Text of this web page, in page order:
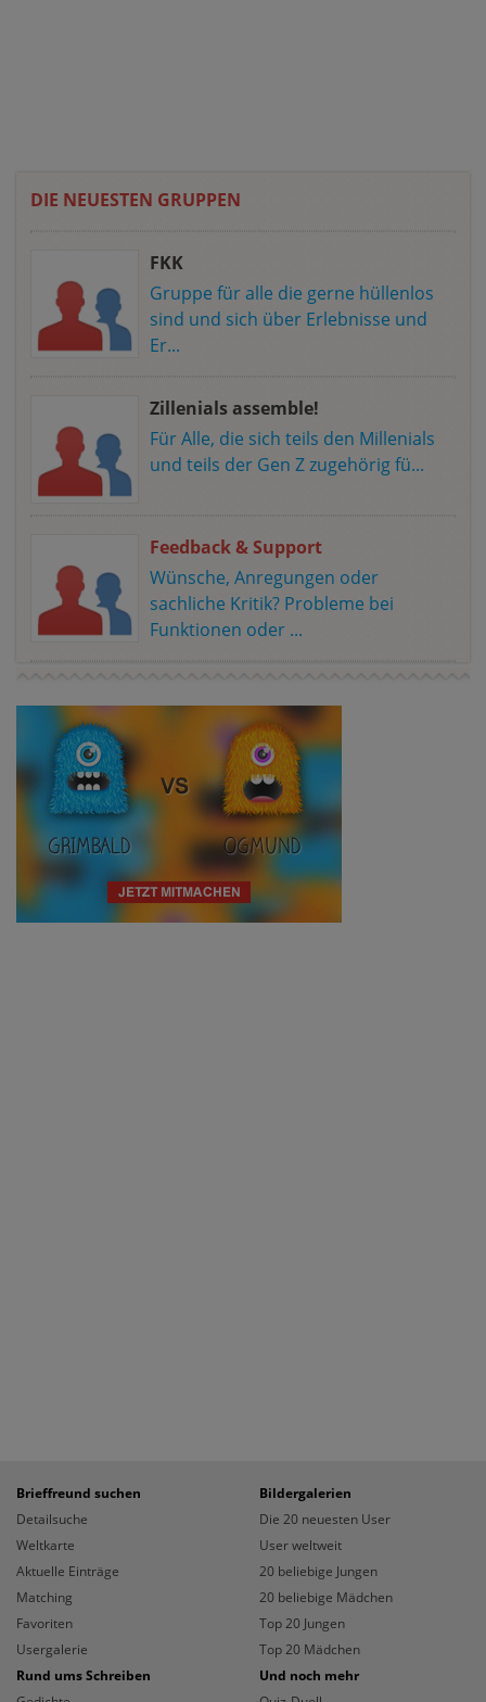
DIE NEUESTEN GRUPPEN
FKK
Gruppe für alle die gerne hüllenlos
sind und sich über Erlebnisse und
Er...
Zillenials assemble!
Für Alle, die sich teils den Millenials
und teils der Gen Z zugehörig fü...
Feedback & Support
Wünsche, Anregungen oder
sachliche Kritik? Probleme bei
Funktionen oder ...
Brieffreund suchen
Detailsuche
Weltkarte
Aktuelle Einträge
Matching
Favoriten
Usergalerie
Bildergalerien
Die 20 neuesten User
User weltweit
20 beliebige Jungen
20 beliebige Mädchen
Top 20 Jungen
Top 20 Mädchen
Rund ums Schreiben
Und noch mehr